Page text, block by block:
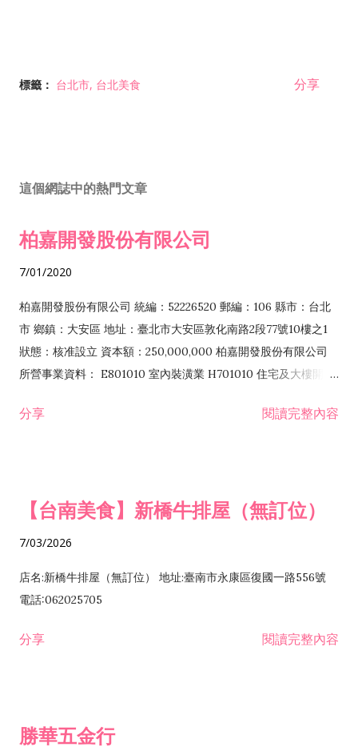
標籤： 台北市 台北美食 分享
這個網誌中的熱門文章
柏嘉開發股份有限公司
7/01/2020
柏嘉開發股份有限公司 統編：52226520 郵編：106 縣市：台北
市 鄉鎮：大安區 地址：臺北市大安區敦化南路2段77號10樓之1
狀態：核准設立 資本額：250,000,000 柏嘉開發股份有限公司
所營事業資料： E801010 室內裝潢業 H701010 住宅及大樓開發
發業 H703090 不動產買賣業 H703100 不動產租賃業 I503010
分享 閱讀完整內容
【台南美食】新橋牛排屋（無訂位）
7/03/2026
店名:新橋牛排屋（無訂位） 地址:臺南市永康區復國一路556號
電話:062025705
分享 閱讀完整內容
勝華五金行